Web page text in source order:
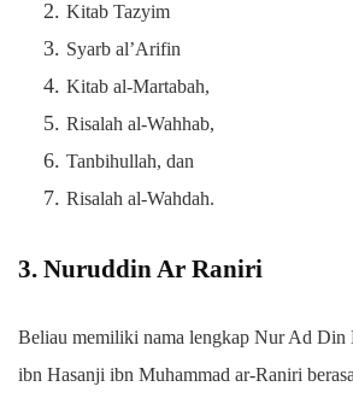
Kitab Tazyim
Syarb al’Arifin
Kitab al-Martabah,
Risalah al-Wahhab,
Tanbihullah, dan
Risalah al-Wahdah.
3. Nuruddin Ar Raniri
Beliau memiliki nama lengkap Nur Ad Din
ibn Hasanji ibn Muhammad ar-Raniri